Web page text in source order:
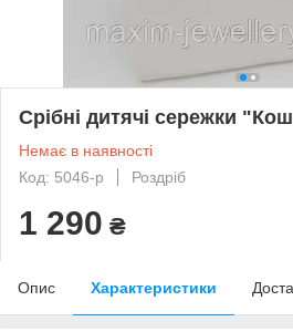
Срібні дитячі сережки
Немає в наявності
Код: 5046-р
Роздріб
1 290 ₴
Опис Характеристики